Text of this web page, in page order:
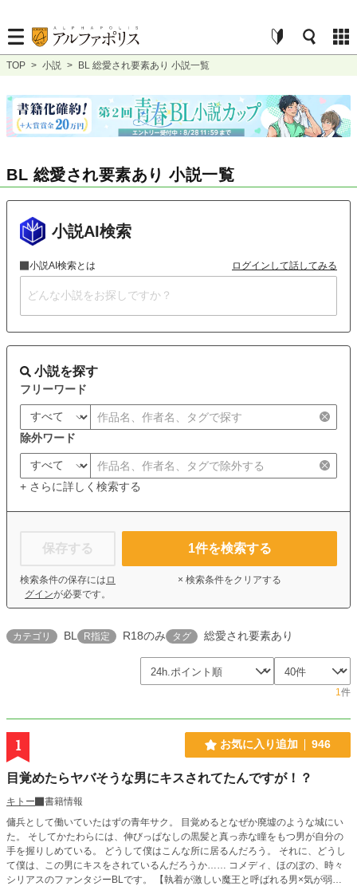
TOP > 小説 > BL 総愛され要素あり 小説一覧
BL 総愛され要素あり 小説一覧
小説AI検索
小説AI検索とは ログインして話してみる
小説を探す
フリーワード
除外ワード
+ さらに詳しく検索する
保存する
検索条件の保存には ロ
グインが必要です。
1件を検索する
× 検索条件をクリアする
カテゴリ BL R指定 R18のみ タグ 総愛され要素あり
1件
1 お気に入り追加 946
目覚めたらヤバそうな男にキスされてたんですが！？
キトー
書籍情報
傭兵として働いていたはずの青年サク。 目覚めるとなぜか廃墟のような城にい
た。 そしてかたわらには、伸びっぱなしの黒髪と真っ赤な瞳をもつ男が自分の
手を握りしめている。 どうして僕はこんな所に居るんだろう。 それに、どうし
て僕は、この男にキスをされているんだろうか…… コメディ、ほのぼの、時々
シリアスのファンタジーBLです。 【執着が激しい魔王と呼ばれる男×気が弱い